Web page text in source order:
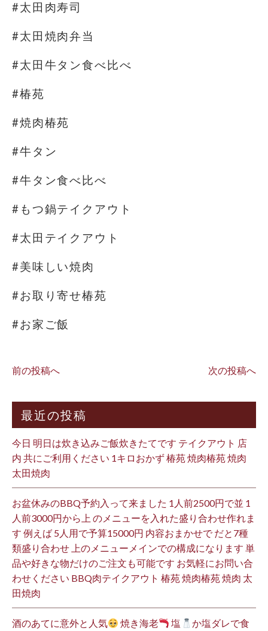
#太田肉寿司
#太田焼肉弁当
#太田牛タン食べ比べ
#椿苑
#焼肉椿苑
#牛タン
#牛タン食べ比べ
#もつ鍋テイクアウト
#太田テイクアウト
#美味しい焼肉
#お取り寄せ椿苑
#お家ご飯
前の投稿へ 次の投稿へ
最近の投稿
今日 明日は炊き込みご飯炊きたてです テイクアウト 店
内 共にご利用ください 1キロおかず 椿苑 焼肉椿苑 焼肉
太田焼肉
お盆休みのBBQ予約入って来ました 1人前2500円で並 1
人前3000円から上 のメニューを入れた盛り合わせ作れま
す 例えば 5人用で予算15000円 内容おまかせで だと7種
類盛り合わせ 上のメニューメインでの構成になります 単
品や好きな物だけのご注文も可能です お気軽にお問い合
わせください BBQ肉テイクアウト 椿苑 焼肉椿苑 焼肉 太
田焼肉
酒のあてに意外と人気 焼き海老 塩 か塩ダレで食